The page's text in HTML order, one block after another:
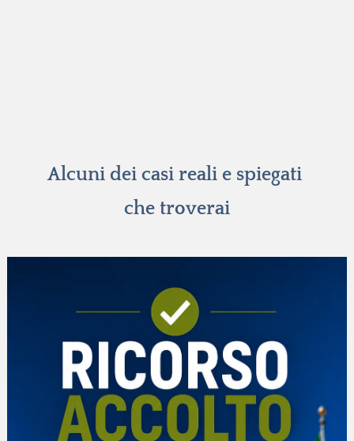
Alcuni dei casi reali e spiegati
che troverai